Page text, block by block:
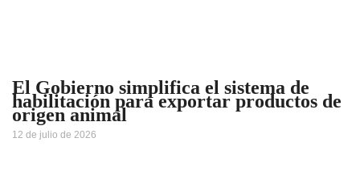
El Gobierno simplifica el sistema de
habilitación para exportar productos de
origen animal
12 de julio de 2026